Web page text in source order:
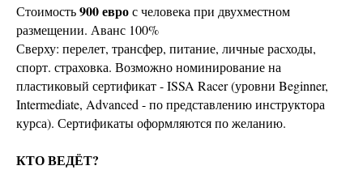
Стоимость900 еврос человека при двухместном
размещении. Аванс 100%
Сверху: перелет, трансфер, питание, личные расходы,
спорт. страховка. Возможно номинирование на
пластиковый сертификат - ISSA Racer (уровни Beginner,
Intermediate, Advanced - по представлению инструктора
курса). Сертификаты оформляются по желанию.
КТО ВЕДЁТ?